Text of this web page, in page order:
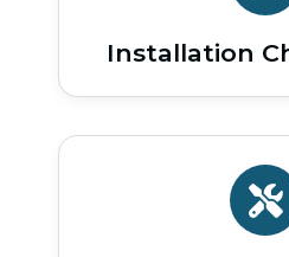
Installation